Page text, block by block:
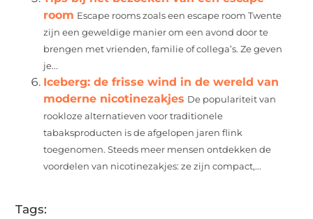
room Escape rooms zoals een escape room Twente
zijn een geweldige manier om een ​​avond door te
brengen met vrienden, familie of collega’s. Ze geven
je...
Iceberg: de frisse wind in de wereld van
moderne nicotinezakjes De populariteit van
rookloze alternatieven voor traditionele
tabaksproducten is de afgelopen jaren flink
toegenomen. Steeds meer mensen ontdekken de
voordelen van nicotinezakjes: ze zijn compact,...
Tags: